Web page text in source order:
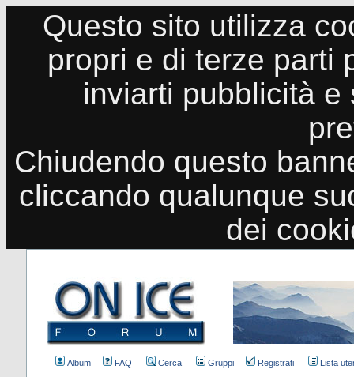
Questo sito utilizza
propri e di terze parti
inviarti pubblicità
Chiudendo questo
cliccando qualunque
dei
Album FAQ Cerca Gruppi Registrati Lista